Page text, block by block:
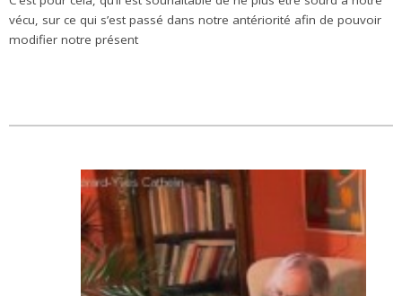
vécu, sur ce qui s’est passé dans notre antériorité afin de pouvoir
modifier notre présent